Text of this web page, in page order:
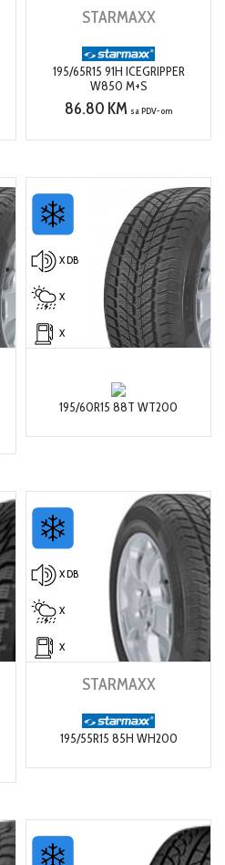
STARMAXX
195/65R15 91H ICEGRIPPER
W850 M+S
86.80 KM sa PDV-om
X DB
X
X
195/60R15 88T WT200
X DB
X
X
STARMAXX
195/55R15 85H WH200